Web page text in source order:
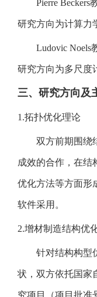
Pierre
研究方向为计算力
Ludovic Noels
研究方向为多尺度
三、研究方向及
1.拓扑优化理论
双方前期围绕
成效的合作，在结
优化方法等方面形
软件采用。
2.增材制造结构优
针对结构构型
状，双方依托国家